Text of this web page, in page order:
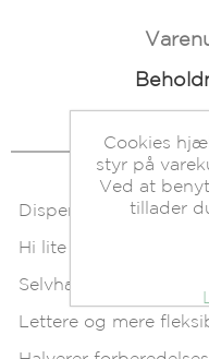
Dispenseræske med
Hi lite wraps til
Selvhæftende folie
Lettere og mere
Cookies
styr på
Ved at
tillader